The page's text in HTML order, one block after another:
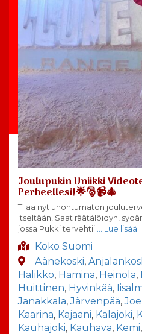
Joulupukin Uniikki
Perheellesi!🌟🎅📹🎄
Tilaa nyt unohtumaton
itseltään! Saat räätälöidyn,
jossa Pukki tervehtii … Lue lisää
Koko Suomi
Äänekoski,
Halikko, Hamina, Heinola,
Huittinen, Hyvinkää,
Janakkala,Järvenpää,
Kaarina, Kajaani, Kalajoki,
Kauhajoki, Kauhava, Kemi,